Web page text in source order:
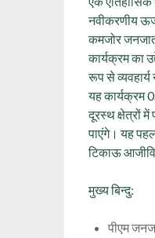
नवीकरणीय
कमजोर
कार्यक्रम का
रूप से व्यवहार्य
यह कार्यक्रम
दूरस्थ क्षेत्रों
पाएंगे। यह
टिकाऊ
मुख्य बिन्दु:
पीएम